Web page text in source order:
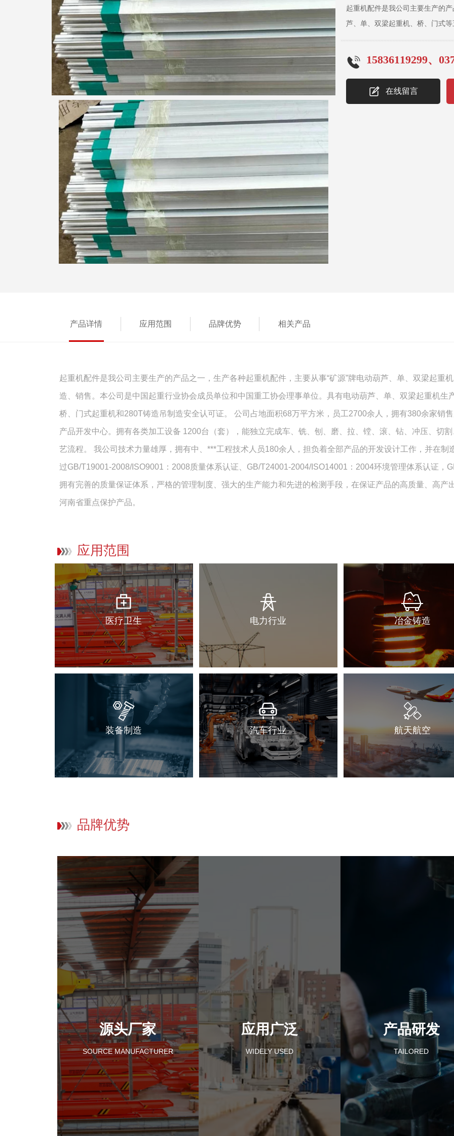
起重机配件是我公司主要生产的
芦、单、双梁起重机、桥、门式
证。 公司占地面积68万平方米
15836119299、
在线留言
产品详情 应用范围 品牌优势 相关产品
起重机配件是我公司主要生产的产品之一，生产各种起重机配件，主要从事“矿源”牌电动葫芦、单、双梁起重
造、销售。本公司是中国起重行业协会成员单位和中国重工协会理事单位。具有电动葫芦、单、双梁起重机
桥、门式起重机和280T铸造吊制造安全认可证。 公司占地面积68万平方米，员工2700余人，拥有380余家销
产品开发中心。拥有各类加工设备 1200台（套），能独立完成车、铣、刨、磨、拉、镗、滚、钻、冲压、切
艺流程。 我公司技术力量雄厚，拥有中、***工程技术人员180余人，担负着全部产品的开发设计工作，并在
过GB/T19001-2008/ISO9001：2008质量体系认证、GB/T24001-2004/ISO14001：2004环境管理体系认证，
拥有完善的质量保证体系，严格的管理制度、强大的生产能力和先进的检测手段，在保证产品的高质量、高产
河南省重点保护产品。
应用范围
医疗卫生 电力行业 冶金铸造
装备制造 汽车行业 航天航空
品牌优势
源头厂家
SOURCE MANUFACTURER
应用广泛
WIDELY USED
产品研发
TAILORED